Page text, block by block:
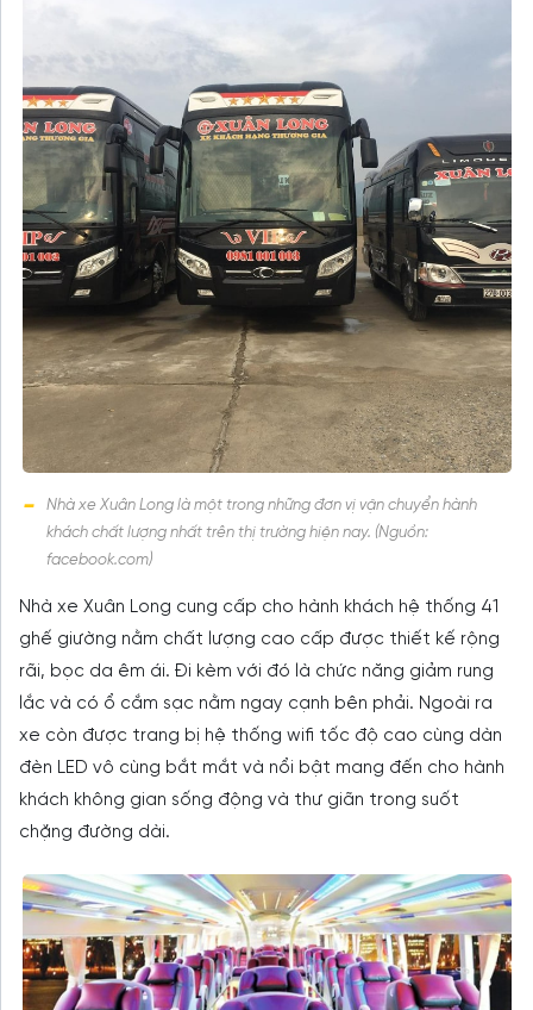
Nhà xe Xuân Long là một trong những đơn vị vận chuyển hành
khách chất lượng nhất trên thị trường hiện nay. (Nguồn:
facebook.com)
Nhà xe Xuân Long cung cấp cho hành khách hệ thống 41
ghế giường nằm chất lượng cao cấp được thiết kế rộng
rãi, bọc da êm ái. Đi kèm với đó là chức năng giảm rung
lắc và có ổ cắm sạc nằm ngay cạnh bên phải. Ngoài ra
xe còn được trang bị hệ thống wifi tốc độ cao cùng dàn
đèn LED vô cùng bắt mắt và nổi bật mang đến cho hành
khách không gian sống động và thư giãn trong suốt
chặng đường dài.